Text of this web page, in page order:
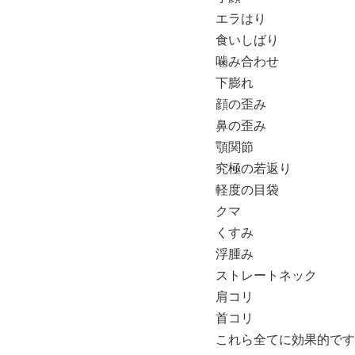
エラはり
食いしばり
噛み合わせ
下膨れ
顔の歪み
鼻の歪み
顎関節
究極の若返り
軽度の目袋
クマ
くすみ
浮腫み
ストレートネック
肩コリ
首コリ
これら全てに効果的です